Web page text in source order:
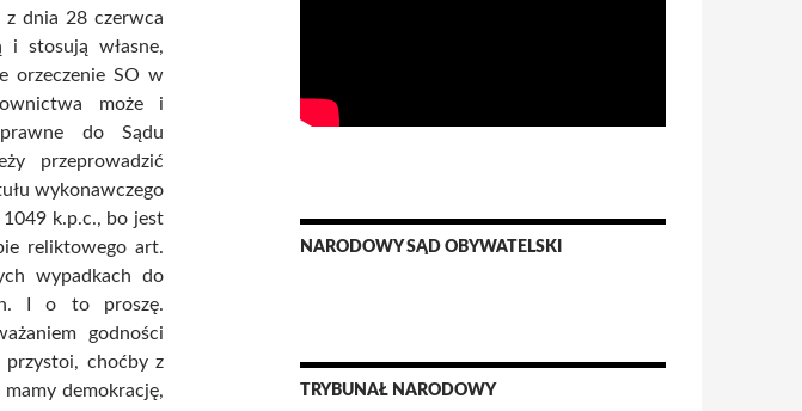
z dnia 28 czerwca
stosują własne,
orzeczenie SO w
może i
do Sądu
przeprowadzić
wykonawczego
k.p.c., bo jest
reliktowego art.
wypadkach do
I o to proszę.
godności
przystoi, choćby z
demokrację,
NARODOWY SĄD OBYWATELSKI
TRYBUNAŁ NARODOWY